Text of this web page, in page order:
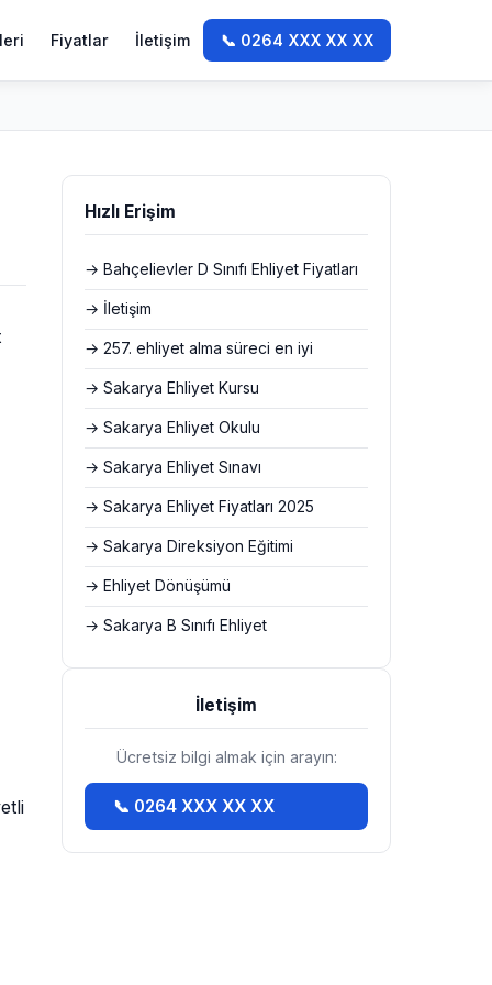
Fiyatlar İletişim 📞 0264 XXX XX XX
Hızlı Erişim
→ Bahçelievler D Sınıfı Ehliyet Fiyatları
→ İletişim
→ 257. ehliyet alma süreci en iyi
→ Sakarya Ehliyet Kursu
→ Sakarya Ehliyet Okulu
→ Sakarya Ehliyet Sınavı
→ Sakarya Ehliyet Fiyatları 2025
→ Sakarya Direksiyon Eğitimi
→ Ehliyet Dönüşümü
→ Sakarya B Sınıfı Ehliyet
İletişim
Ücretsiz bilgi almak için arayın:
📞 0264 XXX XX XX